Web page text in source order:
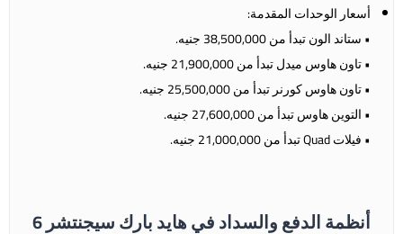
أسعار الوحدات المقدمة:
• ستاند الون تبدأ من 38,500,000 جنيه.
• تاون هاوس ميدل تبدأ من 21,900,000 جنيه.
• تاون هاوس كورنر تبدأ من 25,500,000 جنيه.
• التوين هاوس تبدأ من 27,600,000 جنيه.
• فيلات Quad تبدأ من 21,000,000 جنيه.
أنظمة الدفع والسداد في هايد بارك سيجنتشر 6